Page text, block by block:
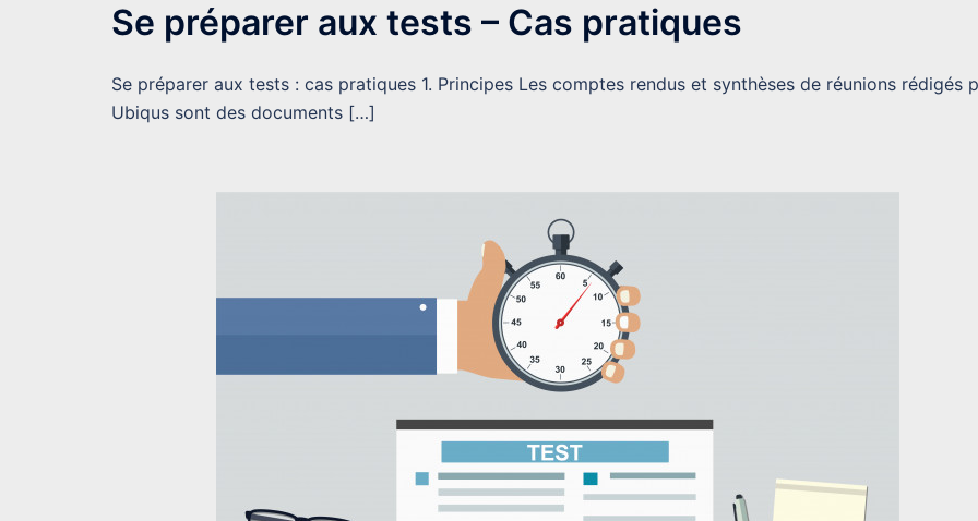
Se préparer aux tests – Cas pratiques
Se préparer aux tests : cas pratiques 1. Principes Les comptes rendus et synthèses de réunions rédigés
Ubiqus sont des documents […]